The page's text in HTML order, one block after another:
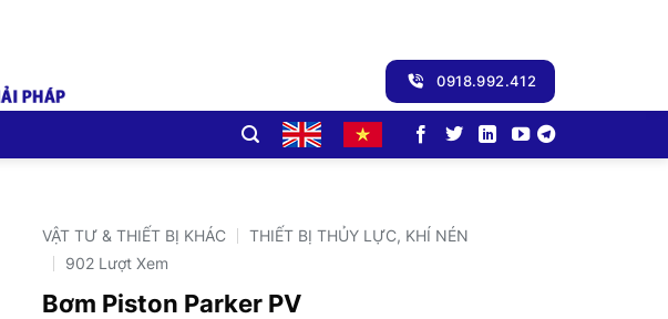
0918.992.412
VẬT TƯ & THIẾT BỊ KHÁC
THIẾT BỊ THỦY LỰC, KHÍ NÉN
902 Lượt Xem
Bơm Piston Parker PV